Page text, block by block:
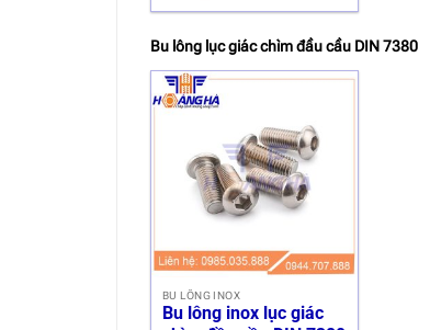
Bu lông lục giác chìm đầu cầu DIN 7380
BU LÔNG INOX
Bu lông inox lục giác